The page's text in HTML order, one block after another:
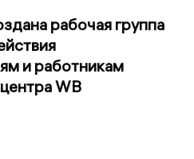
рабочая группа
и работникам
WB